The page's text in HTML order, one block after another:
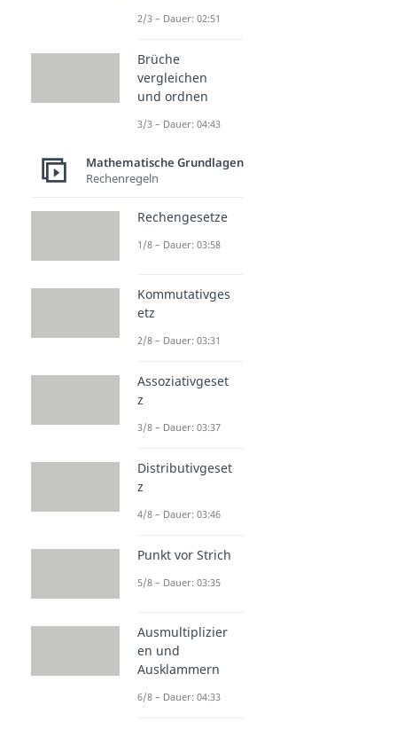
2/3 – Dauer: 02:51
Brüche
vergleichen
und ordnen
3/3 – Dauer: 04:43
Mathematische Grundlagen
Rechenregeln
Rechengesetze
1/8 – Dauer: 03:58
Kommutativges
etz
2/8 – Dauer: 03:31
Assoziativgeset
z
3/8 – Dauer: 03:37
Distributivgeset
z
4/8 – Dauer: 03:46
Punkt vor Strich
5/8 – Dauer: 03:35
Ausmultiplizier
en und
Ausklammern
6/8 – Dauer: 04:33